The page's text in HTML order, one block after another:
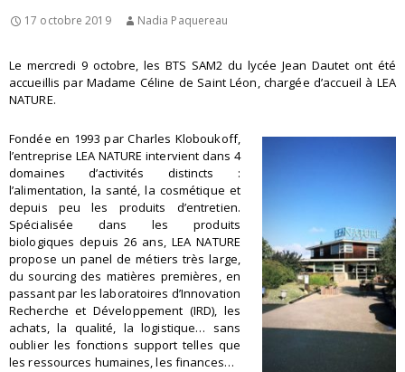
17 octobre 2019 Nadia Paquereau
Le mercredi 9 octobre, les BTS SAM2 du lycée Jean Dautet ont été
accueillis par Madame Céline de Saint Léon, chargée d’accueil à LEA
NATURE.
Fondée en 1993 par Charles Kloboukoff,
l’entreprise LEA NATURE intervient dans 4
domaines d’activités distincts :
l’alimentation, la santé, la cosmétique et
depuis peu les produits d’entretien.
Spécialisée dans les produits
biologiques depuis 26 ans, LEA NATURE
propose un panel de métiers très large,
du sourcing des matières premières, en
passant par les laboratoires d’Innovation
Recherche et Développement (IRD), les
achats, la qualité, la logistique… sans
oublier les fonctions support telles que
les ressources humaines, les finances…